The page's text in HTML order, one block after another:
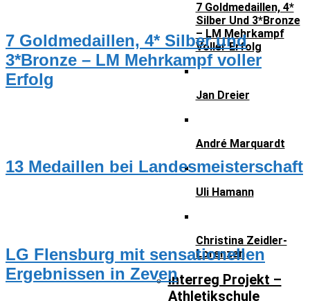
7 Goldmedaillen, 4*
Silber Und 3*Bronze
– LM Mehrkampf
Voller Erfolg
Jan Dreier
André Marquardt
Uli Hamann
Christina Zeidler-
Lorenzen
Interreg Projekt –
Athletikschule
7 Goldmedaillen, 4* Silber und
3*Bronze – LM Mehrkampf voller
Erfolg
13 Medaillen bei Landesmeisterschaft
LG Flensburg mit sensationellen
Ergebnissen in Zeven